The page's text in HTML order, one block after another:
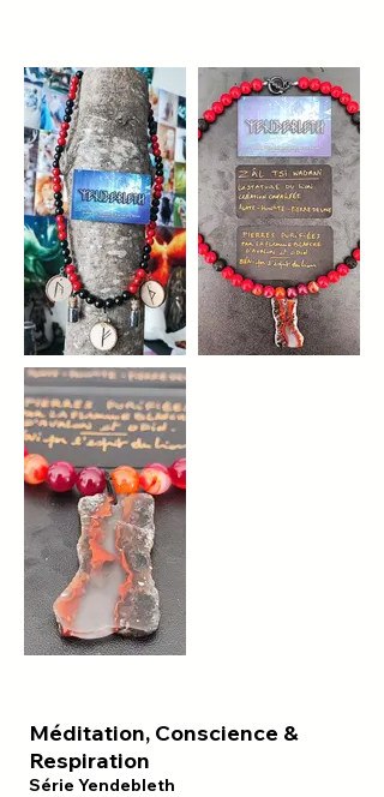
Méditation, Conscience &
Respiration
Série Yendebleth